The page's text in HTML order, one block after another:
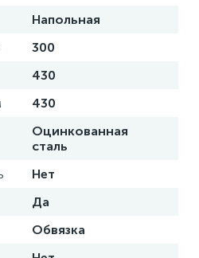
Напольная
300
430
430
Оцинкованная
сталь
Нет
Да
Обвязка